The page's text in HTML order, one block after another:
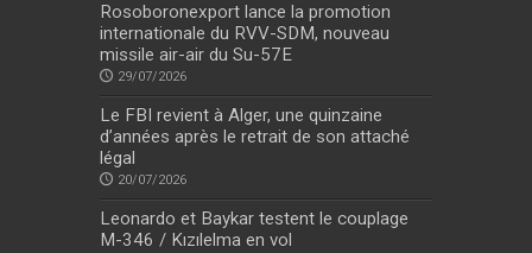
Rosoboronexport lance la promotion
internationale du RVV-SDM, nouveau
missile air-air du Su-57E
29/07/2026
Le FBI revient à Alger, une quinzaine
d’années après le retrait de son attaché
légal
20/07/2026
Leonardo et Baykar testent le couplage
M-346 / Kızılelma en vol